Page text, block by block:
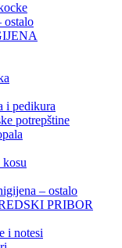
ostalo
i pedikura
potrepštine
kosu
– ostalo
PRIBOR
i notesi